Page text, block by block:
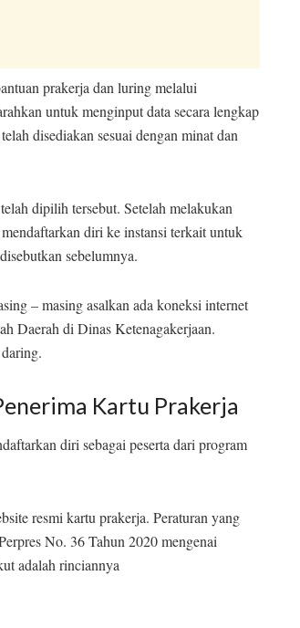
prakerja dan luring melalui
untuk menginput data secara lengkap
disediakan sesuai dengan minat dan
dipilih tersebut. Setelah melakukan
diri ke instansi terkait untuk
sebelumnya.
– masing asalkan ada koneksi internet
Daerah di Dinas Ketenagakerjaan.
Kartu Prakerja
diri sebagai peserta dari program
resmi kartu prakerja. Peraturan yang
No. 36 Tahun 2020 mengenai
adalah rinciannya